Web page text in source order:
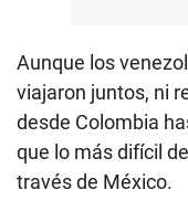
Aunque los
viajaron juntos, ni
desde Colombia
que lo más difícil
través de México.